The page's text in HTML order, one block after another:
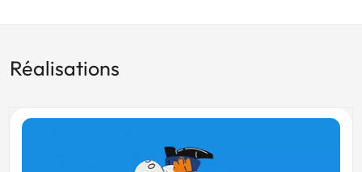
Réalisations